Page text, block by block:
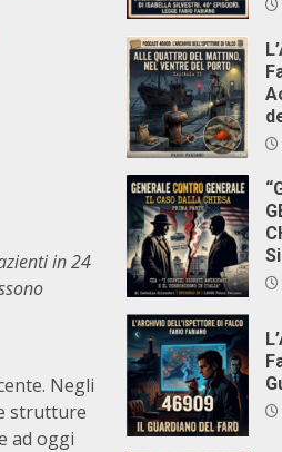
in 24
Negli
strutture
ad oggi